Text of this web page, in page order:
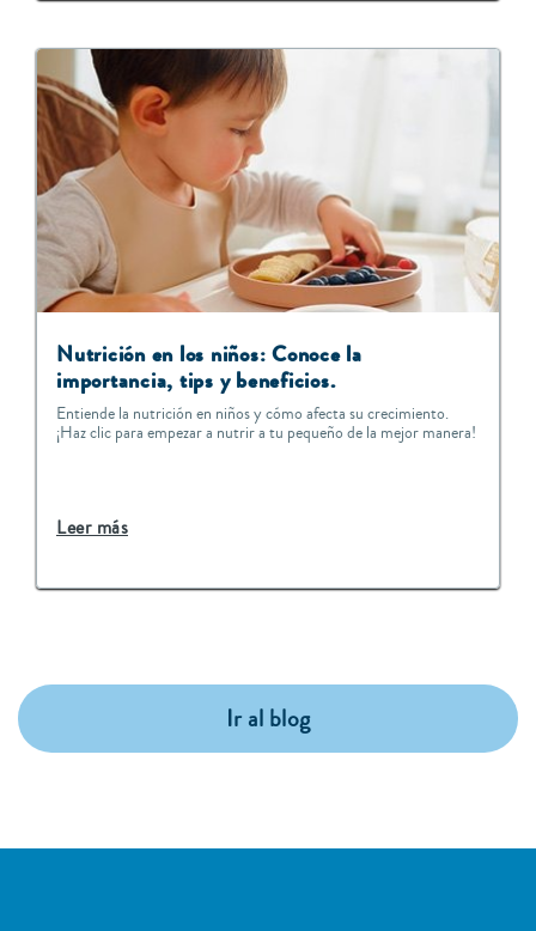
Nutrición en los niños: Conoce la
importancia, tips y beneficios.
Entiende la nutrición en niños y cómo afecta su crecimiento.
¡Haz clic para empezar a nutrir a tu pequeño de la mejor manera!
Leer más
Ir al blog